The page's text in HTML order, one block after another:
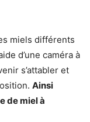
miels différents
d’une caméra à
s’attabler et
Ainsi
de miel à